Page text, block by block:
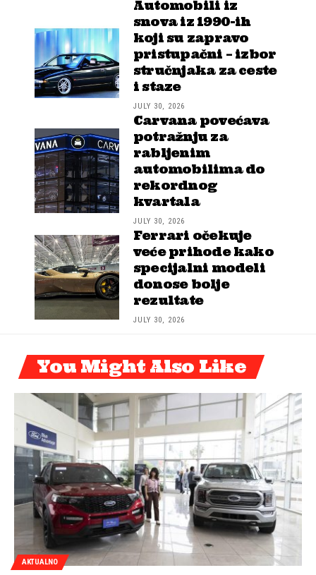
Automobili iz
snova iz 1990-ih
koji su zapravo
pristupačni – izbor
stručnjaka za ceste
i staze
JULY 30, 2026
Carvana povećava
potražnju za
rabljenim
automobilima do
rekordnog
kvartala
JULY 30, 2026
Ferrari očekuje
veće prihode kako
specijalni modeli
donose bolje
rezultate
JULY 30, 2026
You Might Also Like
AKTUALNO